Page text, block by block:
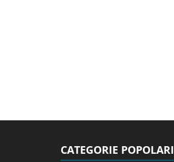
CATEGORIE POPOLARI